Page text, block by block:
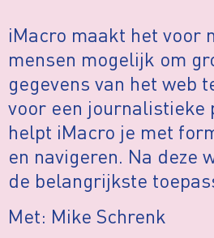
iMacro maakt het voor
mensen mogelijk om
gegevens van het web
voor een journalistieke
helpt iMacro je met
en navigeren. Na deze
de belangrijkste
Met: Mike Schrenk